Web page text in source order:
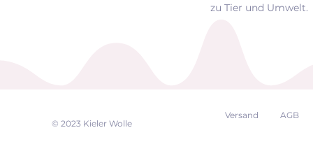
zu Tier und Umwelt.
© 2023 Kieler Wolle
Versand AGB